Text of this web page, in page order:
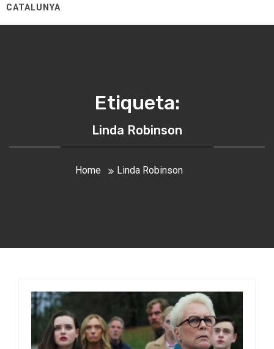
CATALUNYA
Etiqueta:
Linda Robinson
Home Linda Robinson